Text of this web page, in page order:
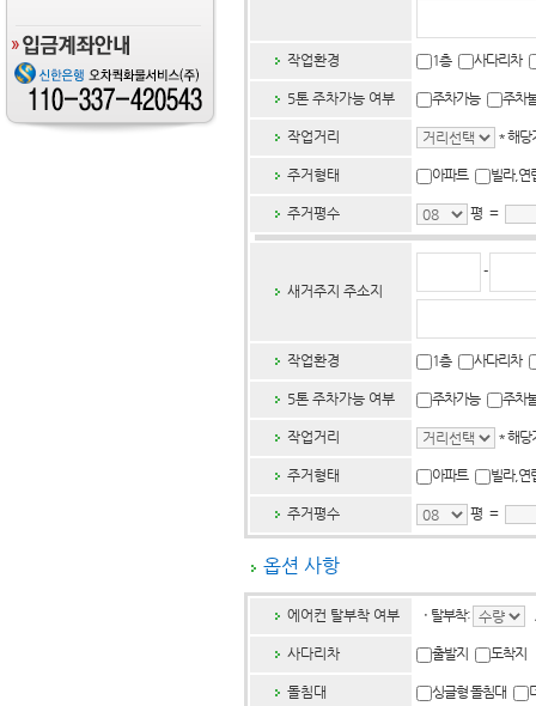
작업환경 1층 사다리차
5톤 주차가능 여부 주차가능 주차
작업거리 * 해당
주거형태 아파트 빌라,
주거평수 평 =
새거주지 주소지
-
작업환경 1층 사다리차
5톤 주차가능 여부 주차가능 주차
작업거리 * 해당
주거형태 아파트 빌라,
주거평수 평 =
옵션 사항
에어컨 탈부착 여부 ㆍ 탈부착:
사다리차 출발지 도착지
돌침대 싱글형 돌침대